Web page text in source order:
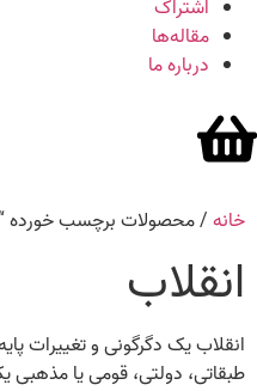
اشتراک
مقاله‌ها
درباره ما
خانه/ محصولات برچسب خورده
انقلاب
انقلاب یک دگرگونی و تغییرات
طبقاتی، دولتی، قومی یا